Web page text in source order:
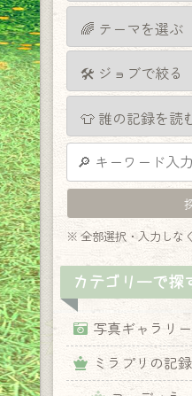
※ 全部選択・入力しな
カテゴリーで探
写真ギャラリー
ミラプリの記録